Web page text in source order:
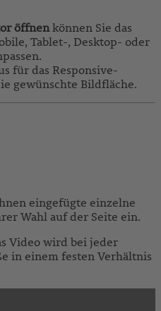
öffnenkönnen Sie das
Tablet-, Desktop- oder
für das Responsive-
gewünschte Bildfläche.
eingefügte einzelne
Wahl auf der Seite ein.
Video wird bei jeder
in einem festen Verhältnis